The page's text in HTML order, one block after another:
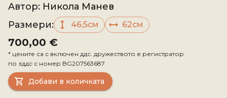
Aвтор: Никола Манев
Размери: 46,5см 62см
700,00 €
* цените са с включен ддс. дружеството е регистратор
по зддс с номер BG207563687
Добави в количката